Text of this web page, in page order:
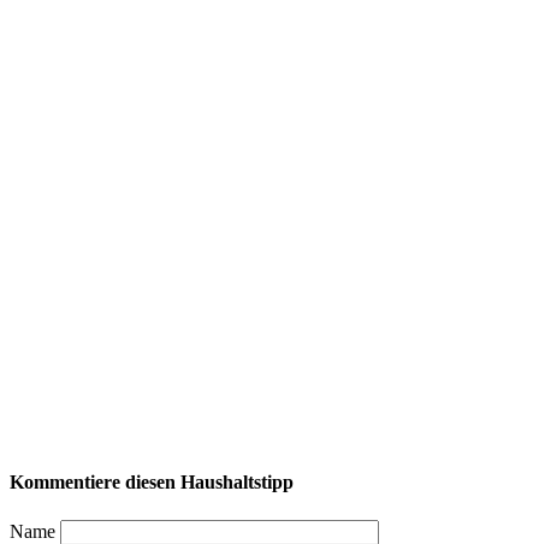
Kommentiere diesen Haushaltstipp
Name